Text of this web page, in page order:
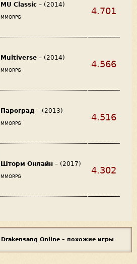
MU Classic – (2014)
MMORPG
4.701
Multiverse – (2014)
MMORPG
4.566
Пароград – (2013)
MMORPG
4.516
Шторм Онлайн – (2017)
MMORPG
4.302
Drakensang Online – похожие игры